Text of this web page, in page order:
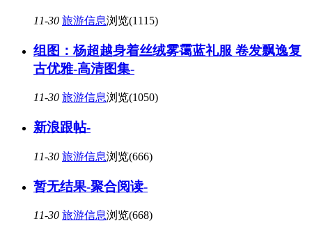
11-30 旅游信息浏览(1115)
组图：杨超越身着丝绒雾霭蓝礼服 卷发飘逸复
古优雅-高清图集-
11-30 旅游信息浏览(1050)
新浪跟帖-
11-30 旅游信息浏览(666)
暂无结果-聚合阅读-
11-30 旅游信息浏览(668)